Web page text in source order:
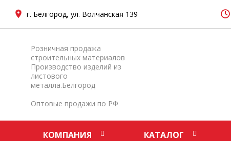
г. Белгород, ул. Волчанская 139
Розничная продажа
строительных материалов
Производство изделий из
листового
металла.Белгород
Оптовые продажи по РФ
КОМПАНИЯ КАТАЛОГ